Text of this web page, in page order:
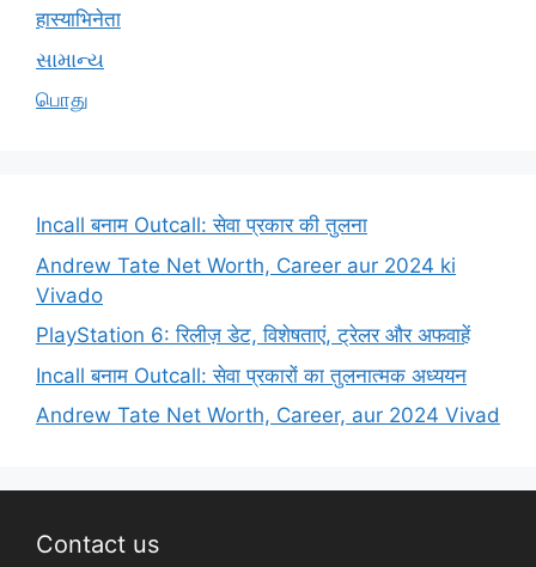
हास्याभिनेता
સામાન્ય
பொது
Incall बनाम Outcall: सेवा प्रकार की तुलना
Andrew Tate Net Worth, Career aur 2024 ki
Vivado
PlayStation 6: रिलीज़ डेट, विशेषताएं, ट्रेलर और अफवाहें
Incall बनाम Outcall: सेवा प्रकारों का तुलनात्मक अध्ययन
Andrew Tate Net Worth, Career, aur 2024 Vivad
Contact us